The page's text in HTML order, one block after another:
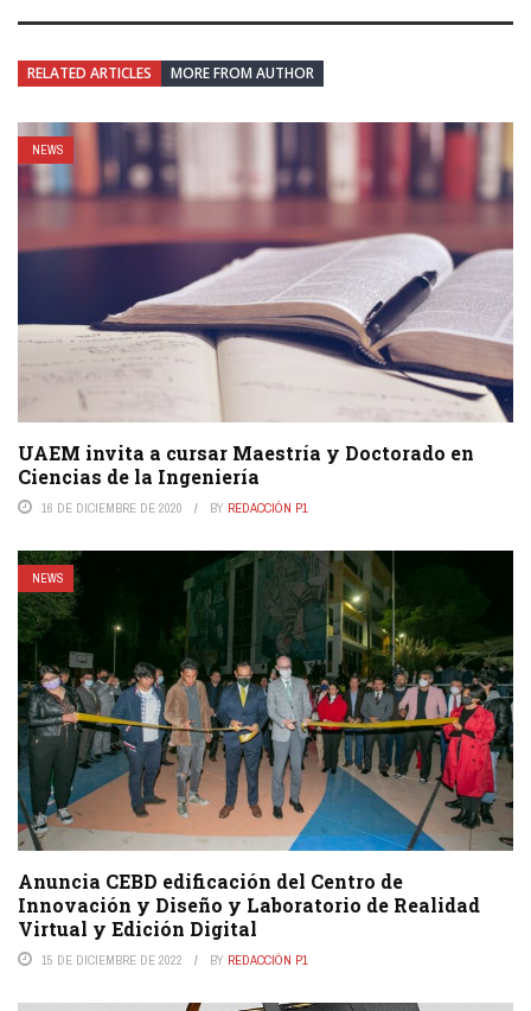
RELATED ARTICLES MORE FROM AUTHOR
NEWS
UAEM invita a cursar Maestría y Doctorado en
Ciencias de la Ingeniería
16 DE DICIEMBRE DE 2020 BY REDACCIÓN P1
NEWS
Anuncia CEBD edificación del Centro de
Innovación y Diseño y Laboratorio de Realidad
Virtual y Edición Digital
15 DE DICIEMBRE DE 2022 BY REDACCIÓN P1